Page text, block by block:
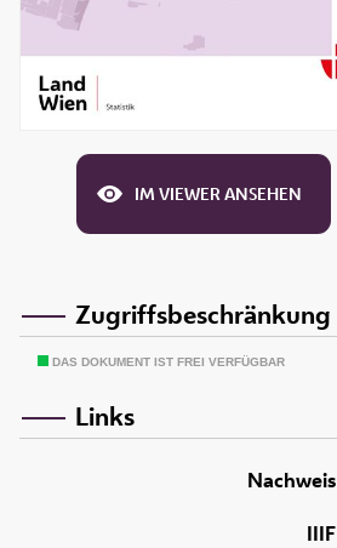
IM VIEWER ANSEHEN
Zugriffsbeschränkung
DAS DOKUMENT IST FREI VERFÜGBAR
Links
Nachweis
IIIF